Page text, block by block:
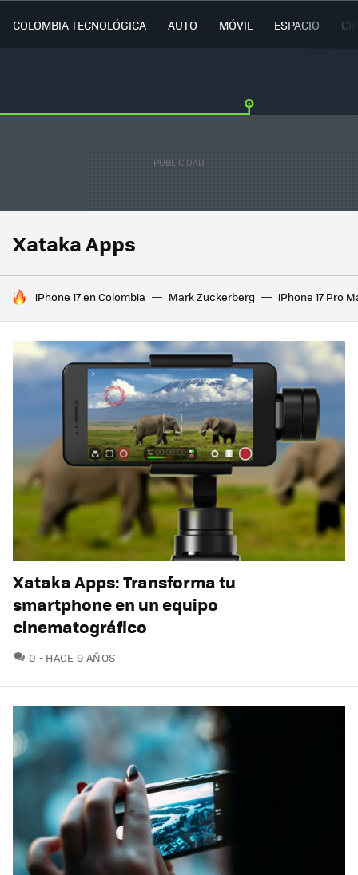
COLOMBIA TECNOLÓGICA AUTO MÓVIL ESPACIO
Xataka Apps
HOY SE HABLA DE
iPhone 17 en Colombia Mark Zuckerberg iPhone 17 Pro
Xataka Apps: Transforma tu
smartphone en un equipo
cinematográfico
0 COMENTARIOS
HACE 9 AÑOS